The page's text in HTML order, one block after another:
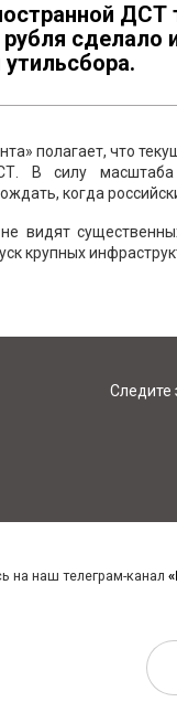
ДСТ
рубля
полагает, что
В силу
когда
видят
крупных
Следите
на наш телеграм-канал